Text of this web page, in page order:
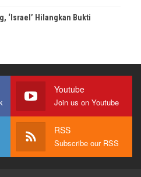
‘Israel’ Hilangkan Bukti
Youtube
Join us on Youtube
RSS
Subscribe our RSS